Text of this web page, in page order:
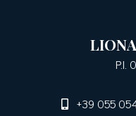
P.I.
+39 055